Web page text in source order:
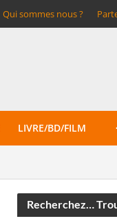
Qui sommes nous ?
LIVRE/BD/FILM
Recherchez…